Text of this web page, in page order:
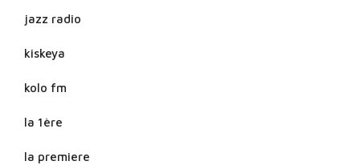
jazz radio
kiskeya
kolo fm
la 1ère
la premiere